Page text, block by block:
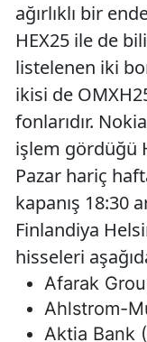
ağırlıklı bir
HEX25 ile de
listelenen iki
ikisi de
fonlarıdır.
işlem gördüğü
Pazar hariç
kapanış 18:30
Finlandiya
hisseleri
Afarak
Ahlstrom-
Aktia Bank